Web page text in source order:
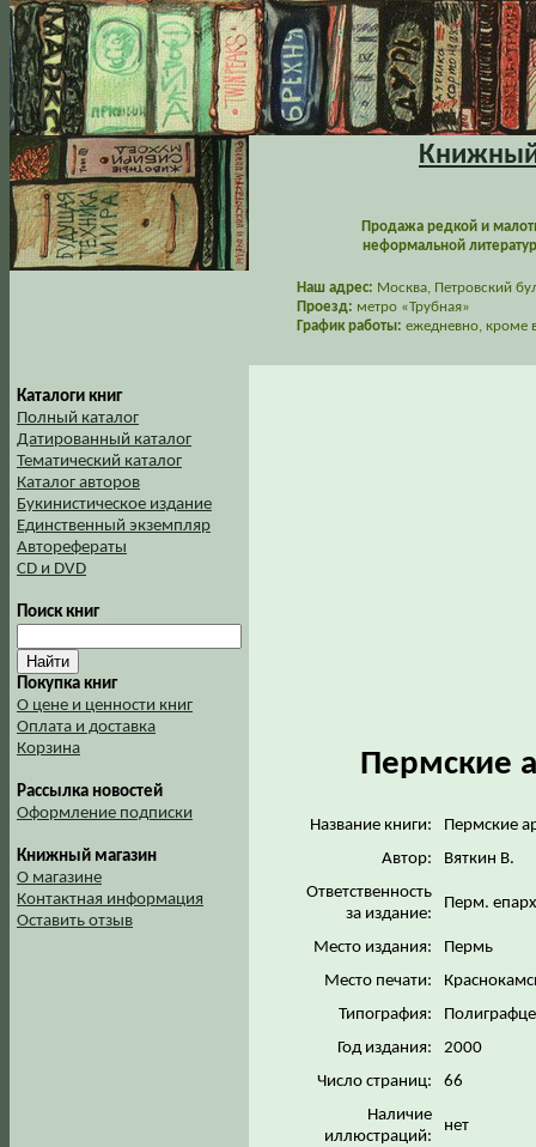
Книжный
Продажа редкой и
неформальной
Наш адрес: Москва, Петровский
Проезд: метро «Трубная»
График работы: ежедневно, кроме
Каталоги книг
Полный каталог
Датированный каталог
Тематический каталог
Каталог авторов
Букинистическое издание
Единственный экземпляр
Авторефераты
CD и DVD
Поиск книг
Покупка книг
О цене и ценности книг
Оплата и доставка
Корзина
Рассылка новостей
Оформление подписки
Книжный магазин
О магазине
Контактная информация
Оставить отзыв
Пермские
Название книги:
Пермские
Автор:
Вяткин В.
Ответственность
за издание:
Перм.
Место издания:
Пермь
Место печати:
Типография:
Год издания:
2000
Число страниц:
66
Наличие
иллюстраций:
нет